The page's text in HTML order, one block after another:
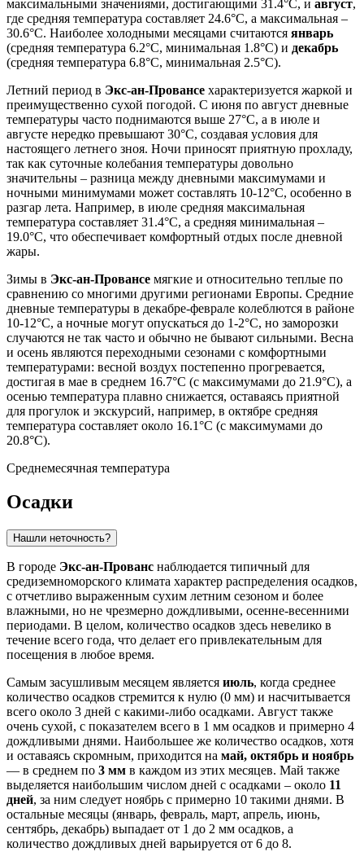
максимальными значениями, достигающими 31.4°C, и август,
где средняя температура составляет 24.6°C, а максимальная –
30.6°C. Наиболее холодными месяцами считаются январь
(средняя температура 6.2°C, минимальная 1.8°C) и декабрь
(средняя температура 6.8°C, минимальная 2.5°C).
Летний период в Экс-ан-Провансе характеризуется жаркой и
преимущественно сухой погодой. С июня по август дневные
температуры часто поднимаются выше 27°C, а в июле и
августе нередко превышают 30°C, создавая условия для
настоящего летнего зноя. Ночи приносят приятную прохладу,
так как суточные колебания температуры довольно
значительны – разница между дневными максимумами и
ночными минимумами может составлять 10-12°C, особенно в
разгар лета. Например, в июле средняя максимальная
температура составляет 31.4°C, а средняя минимальная –
19.0°C, что обеспечивает комфортный отдых после дневной
жары.
Зимы в Экс-ан-Провансе мягкие и относительно теплые по
сравнению со многими другими регионами Европы. Средние
дневные температуры в декабре-феврале колеблются в районе
10-12°C, а ночные могут опускаться до 1-2°C, но заморозки
случаются не так часто и обычно не бывают сильными. Весна
и осень являются переходными сезонами с комфортными
температурами: весной воздух постепенно прогревается,
достигая в мае в среднем 16.7°C (с максимумами до 21.9°C), а
осенью температура плавно снижается, оставаясь приятной
для прогулок и экскурсий, например, в октябре средняя
температура составляет около 16.1°C (с максимумами до
20.8°C).
Среднемесячная температура
Осадки
Нашли неточность?
В городе Экс-ан-Прованс наблюдается типичный для
средиземноморского климата характер распределения осадков,
с отчетливо выраженным сухим летним сезоном и более
влажными, но не чрезмерно дождливыми, осенне-весенними
периодами. В целом, количество осадков здесь невелико в
течение всего года, что делает его привлекательным для
посещения в любое время.
Самым засушливым месяцем является июль, когда среднее
количество осадков стремится к нулю (0 мм) и насчитывается
всего около 3 дней с какими-либо осадками. Август также
очень сухой, с показателем всего в 1 мм осадков и примерно 4
дождливыми днями. Наибольшее же количество осадков, хотя
и оставаясь скромным, приходится на май, октябрь и ноябрь
— в среднем по 3 мм в каждом из этих месяцев. Май также
выделяется наибольшим числом дней с осадками – около 11
дней, за ним следует ноябрь с примерно 10 такими днями. В
остальные месяцы (январь, февраль, март, апрель, июнь,
сентябрь, декабрь) выпадает от 1 до 2 мм осадков, а
количество дождливых дней варьируется от 6 до 8.